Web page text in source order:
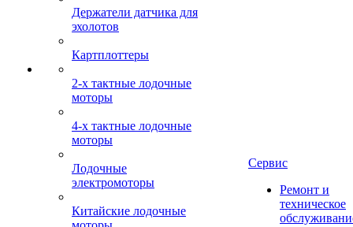
Держатели датчика для
эхолотов
Картплоттеры
2-х тактные лодочные
моторы
4-х тактные лодочные
моторы
Лодочные
электромоторы
Китайские лодочные
Сервис
Ремонт и
техническое